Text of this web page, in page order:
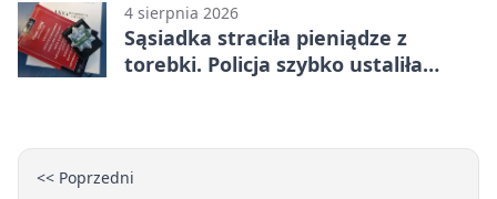
4 sierpnia 2026
Sąsiadka straciła pieniądze z
torebki. Policja szybko ustaliła
<< Poprzedni